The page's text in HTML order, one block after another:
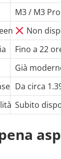
M3 / M3
Non
Fino a 22
Già
Da circa
Subito